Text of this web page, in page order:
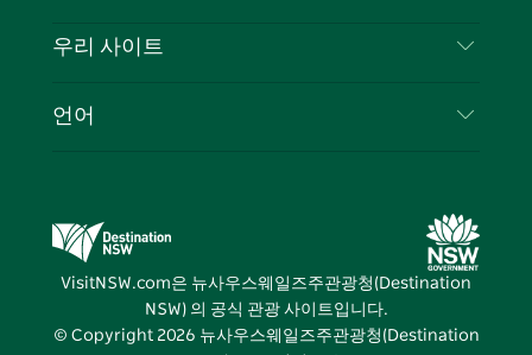
쿠키 고지
이벤트
여행 정보
뉴사우스웨일즈주 의 사업
우리 사이트
뉴사우스웨일즈주관광청(Destination NSW) 미디
어 센터
비비드 시드니(Vivid Sydney)
언어
VisitNSW.com은 뉴사우스웨일즈주관광청(Destination
NSW) 의 공식 관광 사이트입니다.
© Copyright 2026 뉴사우스웨일즈주관광청(Destination